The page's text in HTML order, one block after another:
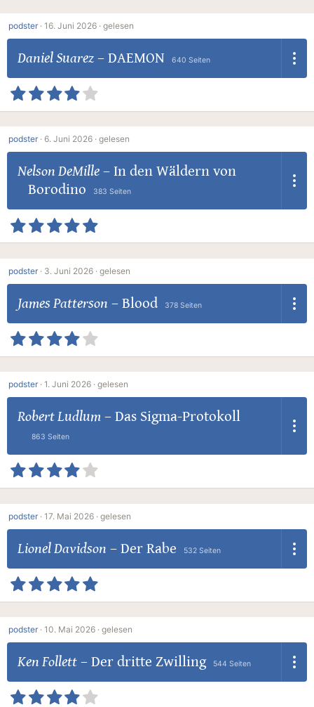
podster · 16. Juni 2026 · gelesen
Daniel Suarez– DAEMON 640 Seiten
podster · 6. Juni 2026 · gelesen
Nelson DeMille– In den Wäldern von
Borodino
383 Seiten
podster · 3. Juni 2026 · gelesen
James Patterson – Blood 378 Seiten
podster · 1. Juni 2026 · gelesen
Robert Ludlum– Das Sigma-Protokoll
863 Seiten
podster · 17. Mai 2026 · gelesen
Lionel Davidson – Der Rabe 532 Seiten
podster · 10. Mai 2026 · gelesen
Ken Follett– Der dritte Zwilling 544 Seiten